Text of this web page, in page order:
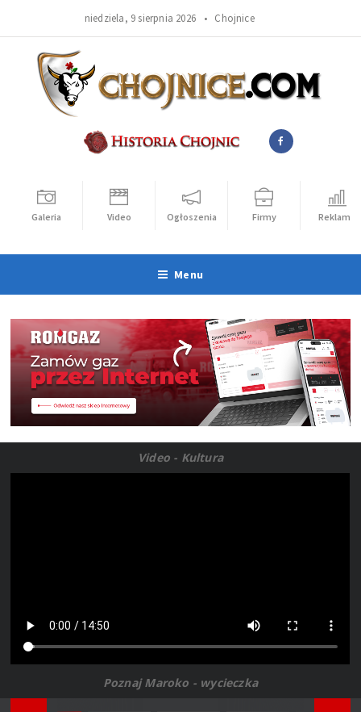
niedziela, 9 sierpnia 2026 • Chojnice
Galeria Video Ogłoszenia Firmy Reklama
Menu
Video - Kultura
Poznaj Maroko - wycieczka